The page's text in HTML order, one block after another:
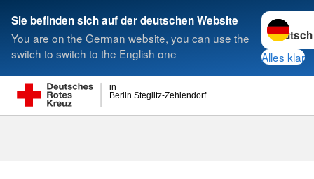
Sie befinden sich auf der deutschen Website
You are on the German website, you can use the
switch to switch to the English one
Sprache
Alles klar
Berlin Steglitz-Zehlendorf
in
Suche